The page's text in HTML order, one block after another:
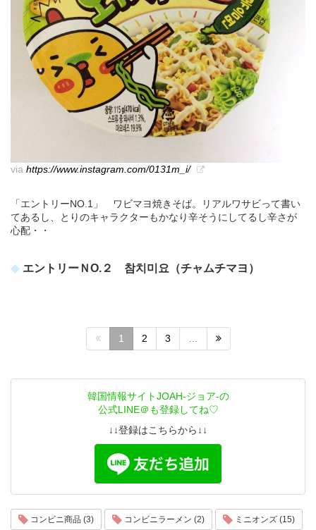
via https://www.instagram.com/0131m_i/
「エントリーNO.1」 ワビマヨ焼きそば。リアルワサビって書い
てあるし、とりのキャラクターもかなり辛そうにしてるし辛さが
心配・・
エントリーＮO.２ 참치미요（チャムチマヨ）
1 2 3
韓国情報サイトJOAH-ジョア-の
公式LINE＠も登録してね♡
↓↓登録はこちらから↓↓
コンビニ商品 (3) コンビニラーメン (2) ミニオンズ (15)